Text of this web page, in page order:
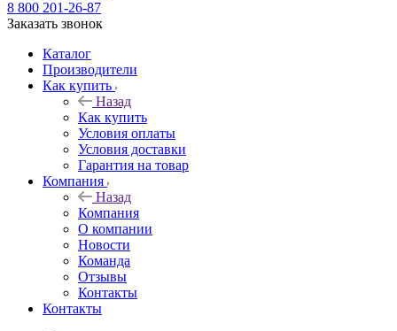
8 800 201-26-87
Заказать звонок
Каталог
Производители
Как купить
Назад
Как купить
Условия оплаты
Условия доставки
Гарантия на товар
Компания
Назад
Компания
О компании
Новости
Команда
Отзывы
Контакты
Контакты